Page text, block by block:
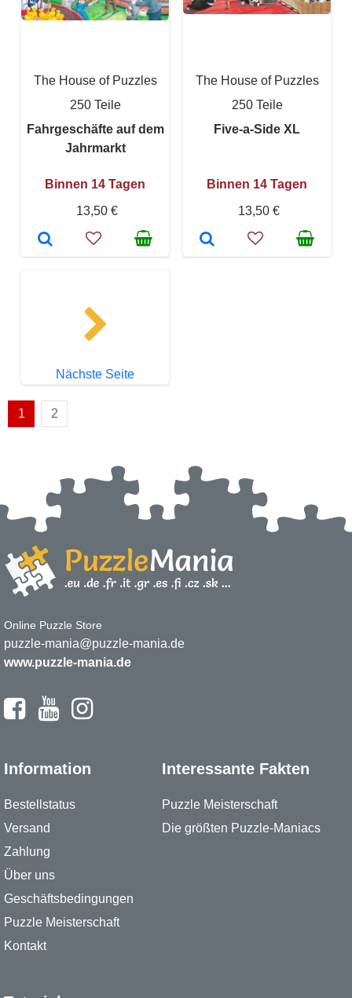
The House of Puzzles
250 Teile
Fahrgeschäfte auf dem
Jahrmarkt
Binnen 14 Tagen
13,50 €
The House of Puzzles
250 Teile
Five-a-Side XL
Binnen 14 Tagen
13,50 €
Nächste Seite
1 2
Online Puzzle Store
puzzle-mania@puzzle-mania.de
www.puzzle-mania.de
Information
Bestellstatus
Versand
Zahlung
Über uns
Geschäftsbedingungen
Puzzle Meisterschaft
Kontakt
Interessante Fakten
Puzzle Meisterschaft
Die größten Puzzle-Maniacs